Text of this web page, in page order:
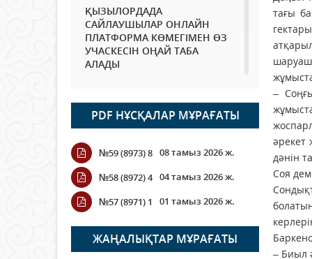
ҚЫЗЫЛОРДАДА
САЙЛАУШЫЛАР ОНЛАЙН
ПЛАТФОРМА КӨМЕГІМЕН ӨЗ
УЧАСКЕСІН ОҢАЙ ТАБА
АЛАДЫ
Open Air: Қызылорда
облысы полиция
департаменті 20 мыңнан
астам көрерменнің
қауіпсіздігін қамтамасыз етті
ҚАЛАЙ ӨТЕДІ?
06 тамыз 2026 ж. 276
PDF НҰСҚАЛАР МҰРАҒАТЫ
№59 (8973) 8 08 тамыз 2026 ж.
№58 (8972) 4 04 тамыз 2026 ж.
№57 (8971) 1
01 тамыз 2026 ж.
ЖАҢАЛЫҚТАР МҰРАҒАТЫ
тағы
–
әре­кет
дәнін
Соя
– Биыл